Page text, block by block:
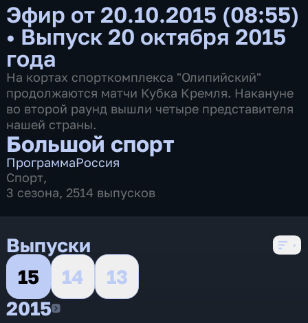
Эфир от 20.10.2015 (08:55)
• Выпуск 20 октября 2015
года
На кортах спорткомплекса "Олипийский"
продолжаются матчи Кубка Кремля. Накануне
во второй раунд вышли четыре представителя
нашей страны.
Большой спорт
ПрограммаРоссия
Спорт,
3 сезона, 2514 выпусков
Выпуски
15
14
13
20152015